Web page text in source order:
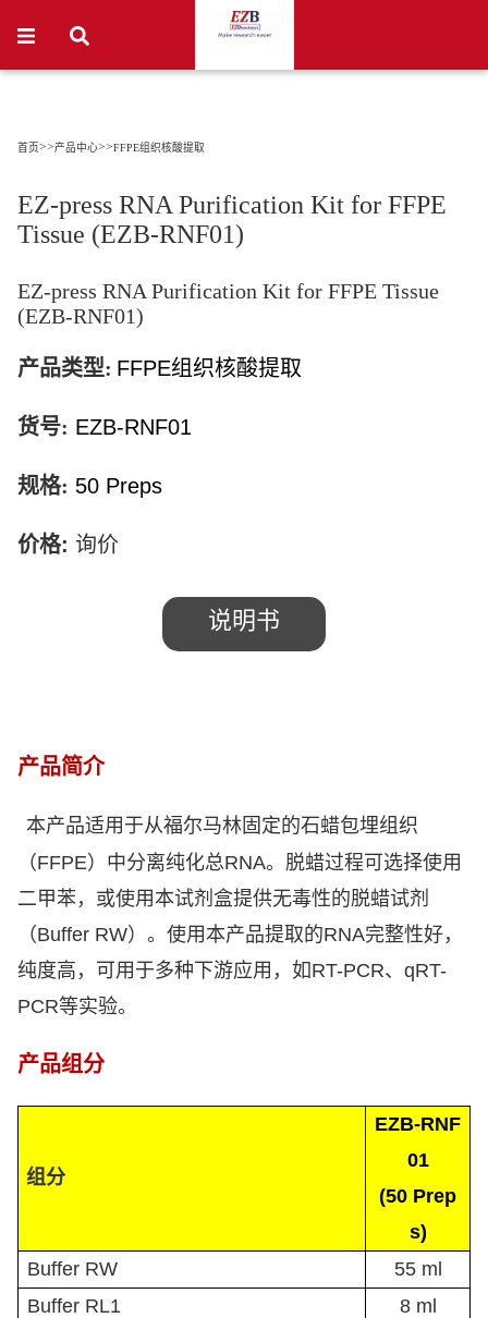
首页>>产品中心>>FFPE组织核酸提取
EZ-press RNA Purification Kit for FFPE
Tissue (EZB-RNF01)
EZ-press RNA Purification Kit for FFPE Tissue
(EZB-RNF01)
产品类型: FFPE组织核酸提取
货号: EZB-RNF01
规格: 50 Preps
价格: 询价
说明书
产品简介
本产品适用于从福尔马林固定的石蜡包埋组织
（FFPE）中分离纯化总RNA。脱蜡过程可选择使用
二甲苯，或使用本试剂盒提供无毒性的脱蜡试剂
（Buffer RW）。使用本产品提取的RNA完整性好，
纯度高，可用于多种下游应用，如RT-PCR、 qRT-
PCR等实验。
产品组分
组分
EZB-RNF
01
(50 Prep
s)
Buffer RW
55 ml
Buffer RL1
8 ml